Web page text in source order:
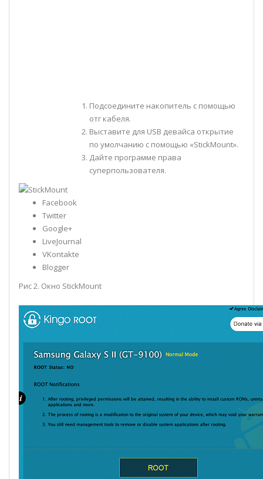
Подсоедините накопитель с помощью
отг кабеля.
Выставите для USB девайса открытие
по умолчанию с помощью «StickMount».
Дайте программе права
суперпользователя.
Facebook
Twitter
Google+
LiveJournal
VKontakte
Blogger
Рис 2. Окно StickMount